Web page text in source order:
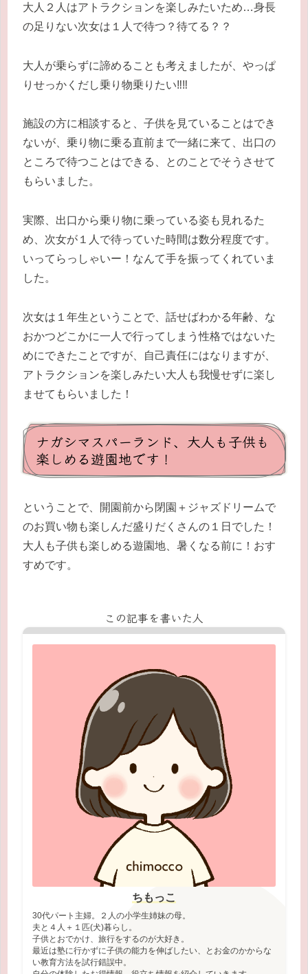
大人２人はアトラクションを楽しみたいため…身長
の足りない次女は１人で待つ？待てる？？
大人が乗らずに諦めることも考えましたが、やっぱ
りせっかくだし乗り物乗りたい‼‼
施設の方に相談すると、子供を見ていることはでき
ないが、乗り物に乗る直前まで一緒に来て、出口の
ところで待つことはできる、とのことでそうさせて
もらいました。
実際、出口から乗り物に乗っている姿も見れるた
め、次女が１人で待っていた時間は数分程度です。
いってらっしゃいー！なんて手を振ってくれていま
した。
次女は１年生ということで、話せばわかる年齢、な
おかつどこかに一人で行ってしまう性格ではないた
めにできたことですが、自己責任にはなりますが、
アトラクションを楽しみたい大人も我慢せずに楽し
ませてもらいました！
ナガシマスパーランド、大人も子供も
楽しめる遊園地です！
ということで、開園前から閉園＋ジャズドリームで
のお買い物も楽しんだ盛りだくさんの１日でした！
大人も子供も楽しめる遊園地、暑くなる前に！おす
すめです。
この記事を書いた人
ちもっこ
30代パート主婦。２人の小学生姉妹の母。
夫と４人＋１匹(犬)暮らし。
子供とおでかけ、旅行をするのが大好き。
最近は塾に行かずに子供の能力を伸ばしたい、とお金のかからな
い教育方法を試行錯誤中。